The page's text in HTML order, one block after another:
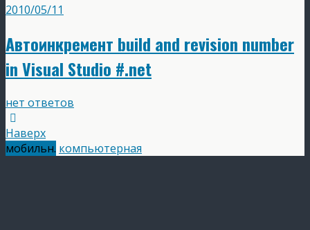
2010/05/11
Автоинкремент build and revision number
in Visual Studio #.net
нет ответов
Наверх
мобильн. компьютерная